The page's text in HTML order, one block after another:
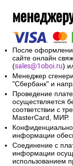
После
сайте онлайн
(sales@1oboi.ru)
Менеджер
"Сбербанк" и
Проведение
осуществляется
соответствии с
MasterCard, МИР.
информации
Соединение с
информации
использованием